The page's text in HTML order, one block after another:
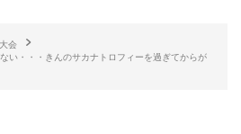
会
い・・・きんのサカナトロフィーを過ぎてからが